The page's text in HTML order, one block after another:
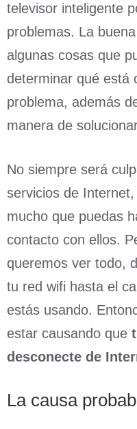
televisor inteligente
problemas. La
algunas cosas que
determinar qué está
problema, además
manera de
No siempre será
servicios de
mucho que puedas
contacto con ellos.
queremos ver todo,
tu red wifi hasta el
estás usando.
estar causando que
desconecte de
La causa